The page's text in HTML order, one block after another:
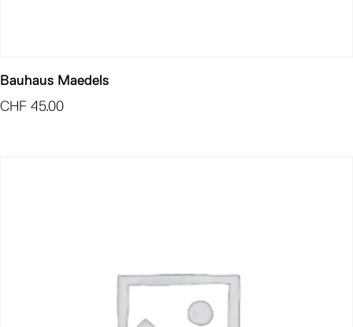
Bauhaus Maedels
CHF 45.00